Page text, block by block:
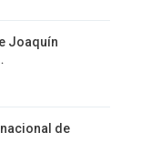
Joaquín
de